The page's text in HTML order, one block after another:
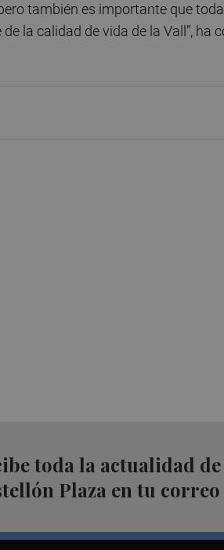
también es importante que
la calidad de vida de la Vall”, ha
toda la actualidad de
Plaza en tu correo